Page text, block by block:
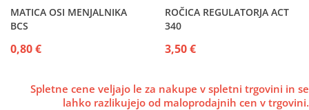
MATICA OSI MENJALNIKA
BCS
0,80 €
ROČICA REGULATORJA ACT
340
3,50 €
Spletne cene veljajo le za nakupe v spletni trgovini in se
lahko razlikujejo od maloprodajnih cen v trgovini.